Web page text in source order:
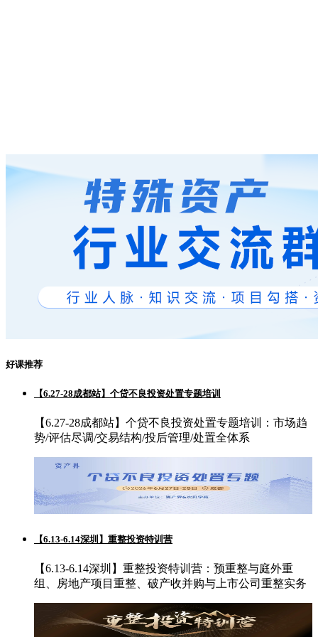
好课推荐
【6.27-28成都站】个贷不良投资处置专题培训
【6.27-28成都站】个贷不良投资处置专题培训：市场趋
势/评估尽调/交易结构/投后管理/处置全体系
【6.13-6.14深圳】重整投资特训营
【6.13-6.14深圳】重整投资特训营：预重整与庭外重
组、房地产项目重整、破产收并购与上市公司重整实务